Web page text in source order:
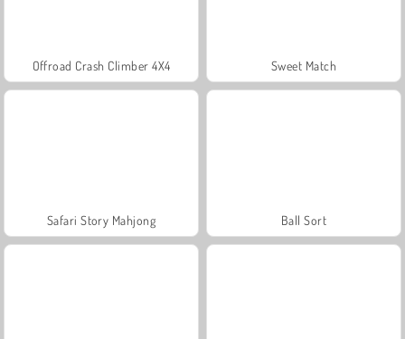
Offroad Crash Climber 4X4 Sweet Match
Safari Story Mahjong Ball Sort